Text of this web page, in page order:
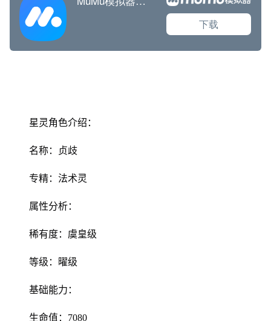
星灵角色介绍：
名称：贞歧
专精：法术灵
属性分析：
稀有度：虞皇级
等级：曜级
基础能力：
生命值：7080